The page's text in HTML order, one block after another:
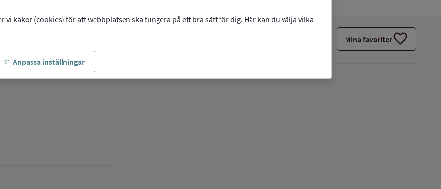
vi kakor (cookies) för att webbplatsen ska fungera på ett bra sätt för dig. Här kan du välja vilka
Anpassa inställningar
Mina favoriterfavorite